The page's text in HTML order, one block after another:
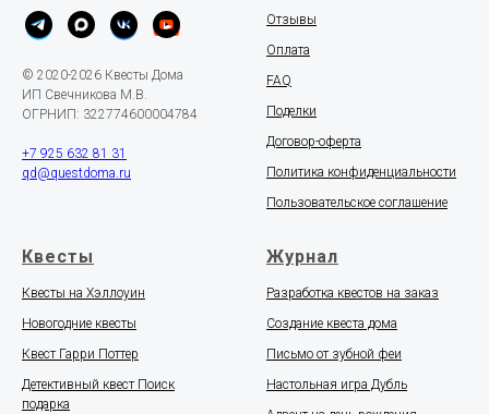
© 2020-2026 Квесты Дома
ИП Свечникова М.В.
ОГРНИП: 322774600004784
+7 925 632 81 31
qd@questdoma.ru
Отзывы
Оплата
FAQ
Поделки
Договор-оферта
Политика конфиденциальности
Пользовательское соглашение
Квесты
Квесты на Хэллоуин
Новогодние квесты
Квест Гарри Поттер
Детективный квест Поиск
подарка
Журнал
Разработка квестов на заказ
Создание квеста дома
Письмо от зубной феи
Настольная игра Дубль